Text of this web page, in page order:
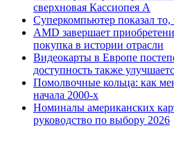
сверхновая Кассиопея А
Суперкомпьютер показал
AMD завершает
покупка в истории отрасли
Видеокарты в Европе
доступность также
Помолвочные кольца: как
начала 2000-х
Номиналы американских
руководство по выбору 2026